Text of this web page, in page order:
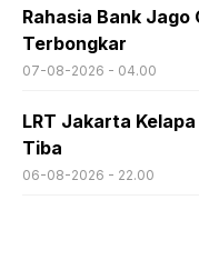
Rahasia Bank
Terbongkar
07-08-2026 - 04.00
LRT Jakarta
Tiba
06-08-2026 - 22.00